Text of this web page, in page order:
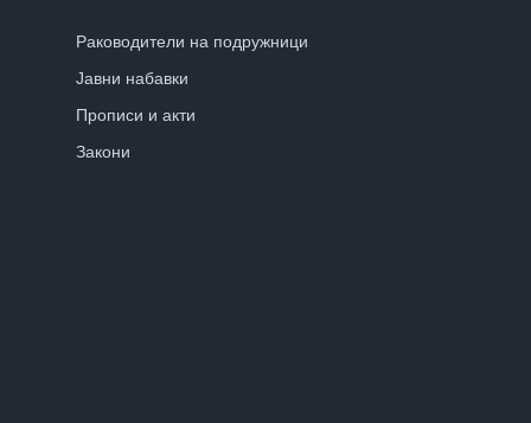
Раководители на подружници
Јавни набавки
Прописи и акти
Закони